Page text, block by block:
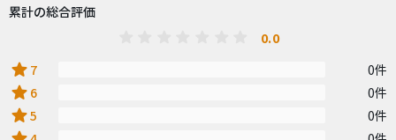
累計の総合評価
0.0
star 7 0件
star 6 0件
star5 0件